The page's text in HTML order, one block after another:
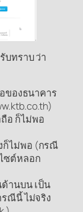
บทราบ ว่า
อของธนาคาร
อ ก็ไม่พอ
ก็ไม่พอ (กรณี
ซต์หลอก
านบน เป็น
ณีนี้ ไม่จริง